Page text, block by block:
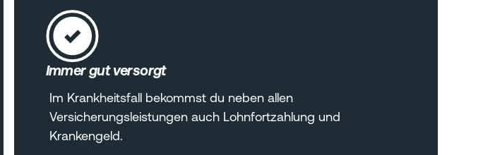
Immer gut versorgt
Im Krankheitsfall bekommst du neben allen
Versicherungsleistungen auch Lohnfortzahlung und
Krankengeld.